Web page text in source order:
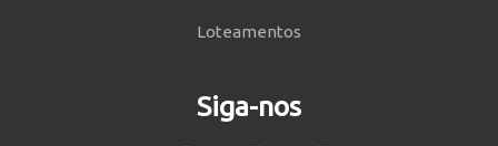
Loteamentos
Siga-nos